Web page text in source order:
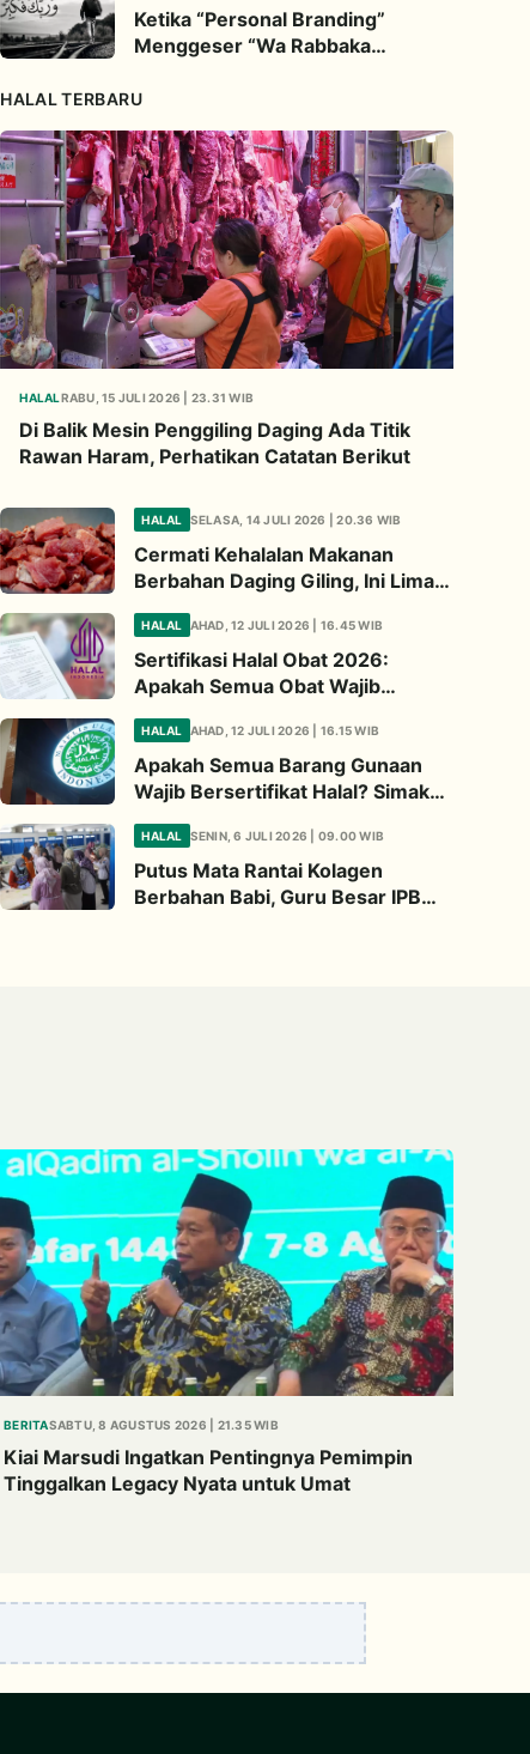
Ketika “Personal Branding”
Menggeser “Wa Rabbaka
HALAL TERBARU
HALALRABU, 15 JULI 2026 | 23.31 WIB
Di Balik Mesin Penggiling Daging Ada Titik
Rawan Haram, Perhatikan Catatan Berikut
HALAL SELASA, 14 JULI 2026 | 20.36 WIB
Cermati Kehalalan Makanan
Berbahan Daging Giling, Ini Lima
Diperhatikan
HALAL AHAD, 12 JULI 2026 | 16.45 WIB
Sertifikasi Halal Obat 2026:
Apakah Semua Obat Wajib
Penjelasannya
HALAL AHAD, 12 JULI 2026 | 16.15 WIB
Apakah Semua Barang Gunaan
Wajib Bersertifikat Halal? Simak
HALAL SENIN, 6 JULI 2026 | 09.00 WIB
Putus Mata Rantai Kolagen
Berbahan Babi, Guru Besar IPB
BERITASABTU, 8 AGUSTUS 2026 | 21.35 WIB
Kiai Marsudi Ingatkan Pentingnya Pemimpin
Tinggalkan Legacy Nyata untuk Umat